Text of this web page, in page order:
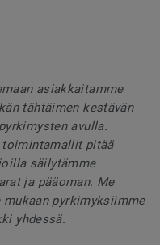
asiakkaitamme
tähtäimen kestävän
avulla.
toimintamallit pitää
säilytämme
ja pääoman. Me
pyrkimyksiimme
yhdessä.